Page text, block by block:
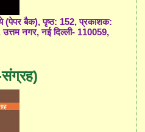
बैक), पृष्ठ: 152, प्रकाशक:
नगर, नई दिल्ली- 110059,